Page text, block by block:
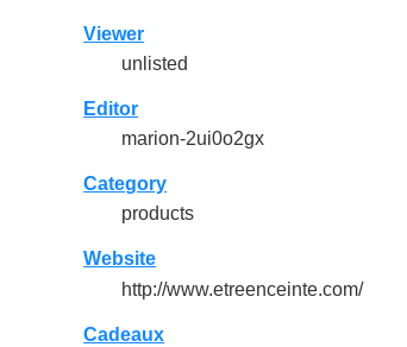
Viewer
unlisted
Editor
marion-2ui0o2gx
Category
products
Website
http://www.etreenceinte.com/
Cadeaux